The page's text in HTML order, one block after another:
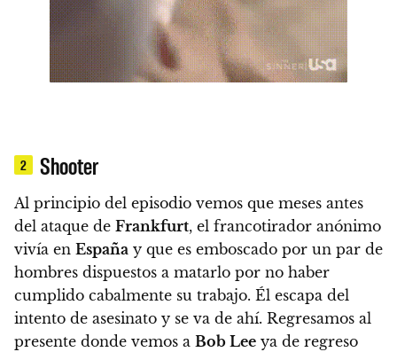
2 Shooter
Al principio del episodio vemos que meses antes
del ataque de Frankfurt, el francotirador anónimo
vivía en España y que es emboscado por un par de
hombres dispuestos a matarlo por no haber
cumplido cabalmente su trabajo. Él escapa del
intento de asesinato y se va de ahí. Regresamos al
presente donde vemos a Bob Lee ya de regreso